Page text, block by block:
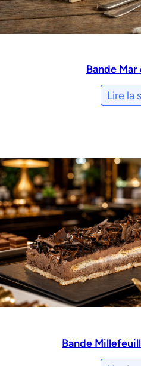
Bande Mar
Lire la
Bande